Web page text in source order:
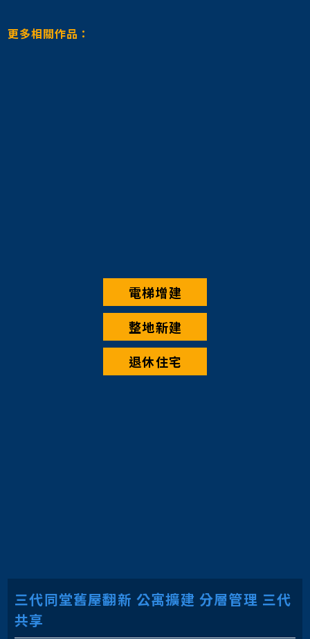
更多相關作品：
電梯增建
整地新建
退休住宅
三代同堂舊屋翻新 公寓擴建 分層管理 三代
共享